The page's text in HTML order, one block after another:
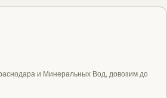
и Минеральных Вод, довозим до